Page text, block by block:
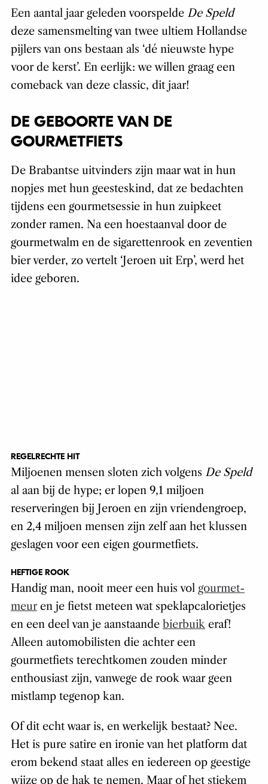
Een aantal jaar geleden voorspelde De Speld
deze samensmelting van twee ultiem Hollandse
pijlers van ons bestaan als ‘dé nieuwste hype
voor de kerst’. En eerlijk: we willen graag een
comeback van deze classic, dit jaar!
DE GEBOORTE VAN DE
GOURMETFIETS
De Brabantse uitvinders zijn maar wat in hun
nopjes met hun geesteskind, dat ze bedachten
tijdens een gourmetsessie in hun zuipkeet
zonder ramen. Na een hoestaanval door de
gourmetwalm en de sigarettenrook en zeventien
bier verder, zo vertelt ‘Jeroen uit Erp’, werd het
idee geboren.
REGELRECHTE HIT
Miljoenen mensen sloten zich volgens De Speld
al aan bij de hype; er lopen 9,1 miljoen
reserveringen bij Jeroen en zijn vriendengroep,
en 2,4 miljoen mensen zijn zelf aan het klussen
geslagen voor een eigen gourmetfiets.
HEFTIGE ROOK
Handig man, nooit meer een huis vol gourmet-
meuren je fietst meteen wat speklapcalorietjes
en een deel van je aanstaande bierbuikeraf!
Alleen automobilisten die achter een
gourmetfiets terechtkomen zouden minder
enthousiast zijn, vanwege de rook waar geen
mistlamp tegenop kan.
Of dit echt waar is, en werkelijk bestaat? Nee.
Het is pure satire en ironie van het platform dat
erom bekend staat alles en iedereen op geestige
wijze op de hak te nemen. Maar of het stiekem